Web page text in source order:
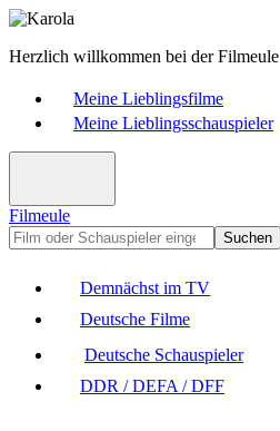
Herzlich willkommen bei der Filmeule
Meine Lieblingsfilme
Meine Lieblingsschauspieler
Filmeule
Suchen
Demnächst im TV
Deutsche Filme
Deutsche Schauspieler
DDR / DEFA / DFF